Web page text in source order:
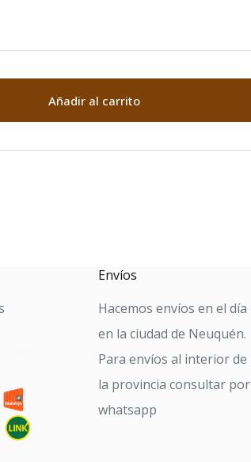
Añadir al carrito
Envíos
Hacemos envíos en el día
en la ciudad de Neuquén.
Para envíos al interior de
la provincia consultar por
whatsapp